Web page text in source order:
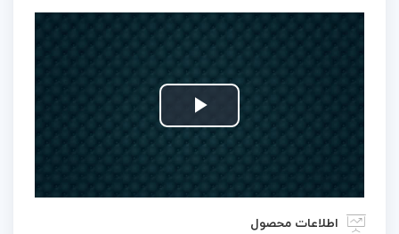
Play
Video
اطلاعات محصول